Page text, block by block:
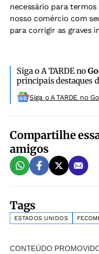
necessário para
nosso comércio com
para corrigir as graves
Siga o A TARDE no
principais destaques
Siga o A TARDE no
Compartilhe
amigos
Tags
ESTADOS UNIDOS